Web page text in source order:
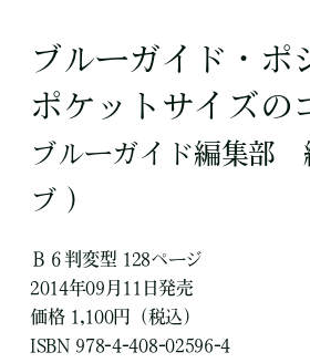
ブルーガイド・
ポケットサイズの
ブルーガイド編集部
ブ ）
Ｂ６判変型 128ページ
2014年09月11日発売
価格 1,100円（税込）
ISBN 978-4-408-02596-4